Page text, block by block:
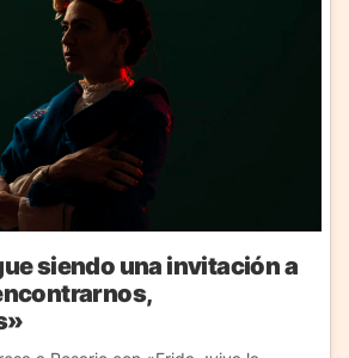
siendo una invitación a